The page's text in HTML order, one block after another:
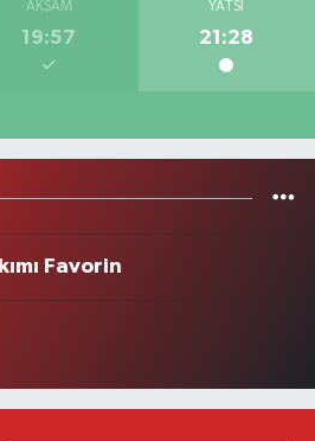
AKŞAM
19:57
YATSI
21:28
Favorin